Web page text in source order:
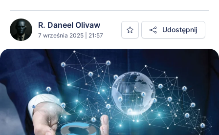
R. Daneel Olivaw
7 września 2025 | 21:57
Udostępnij